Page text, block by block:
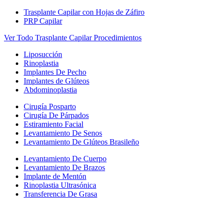
Trasplante Capilar con Hojas de Záfiro
PRP Capilar
Ver Todo Trasplante Capilar Procedimientos
Liposucción
Rinoplastia
Implantes De Pecho
Implantes de Glúteos
Abdominoplastia
Cirugía Posparto
Cirugía De Párpados
Estiramiento Facial
Levantamiento De Senos
Levantamiento De Glúteos Brasileño
Levantamiento De Cuerpo
Levantamiento De Brazos
Implante de Mentón
Rinoplastia Ultrasónica
Transferencia De Grasa